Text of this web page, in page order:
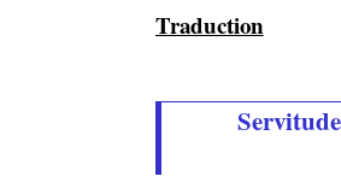
Traduction